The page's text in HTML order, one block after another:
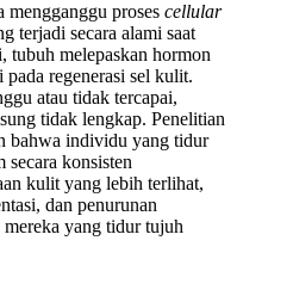
proses cellular
terjadi secara alami saat
tubuh melepaskan hormon
regenerasi sel kulit.
atau tidak tercapai,
tidak lengkap. Penelitian
bahwa individu yang tidur
secara konsisten
kulit yang lebih terlihat,
dan penurunan
yang tidur tujuh